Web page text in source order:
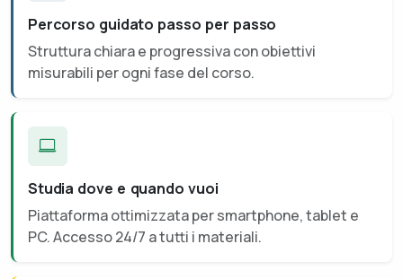
Percorso guidato passo per passo
Struttura chiara e progressiva con obiettivi
misurabili per ogni fase del corso.
Studia dove e quando vuoi
Piattaforma ottimizzata per smartphone, tablet e
PC. Accesso 24/7 a tutti i materiali.